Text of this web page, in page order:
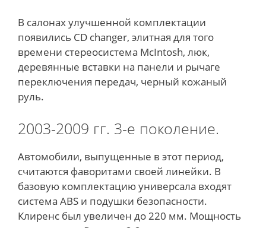
В салонах улучшенной комплектации
появились СD changer, элитная для того
времени стереосистема McIntosh, люк,
деревянные вставки на панели и рычаге
переключения передач, черный кожаный
руль.
2003-2009 гг. 3-е поколение.
Автомобили, выпущенные в этот период,
считаются фаворитами своей линейки. В
базовую комплектацию универсала входят
система ABS и подушки безопасности.
Клиренс был увеличен до 220 мм. Мощность